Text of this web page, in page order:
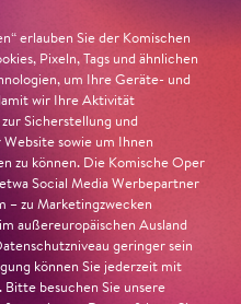
stimmliche Wucht
ihres Spiels
ebenso nachfühlbar
ihrer Figur.«Jury-
erlauben Sie der Komischen
Pixeln, Tags und ähnlichen
um Ihre Geräte- und
wir Ihre Aktivität
Sicherstellung und
sowie um Ihnen
zu können. Die Komische Oper
Social Media Werbepartner
– zu Marketingzwecken
außereuropäischen Ausland
geringer sein
können Sie jederzeit mit
besuchen Sie unsere